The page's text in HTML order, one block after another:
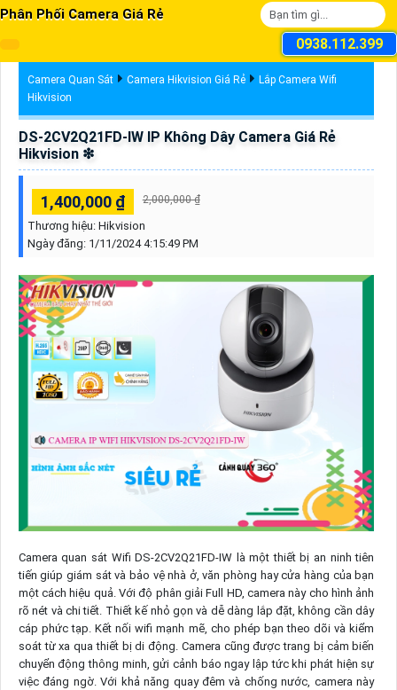
Phân Phối Camera Giá Rẻ
0938.112.399
Camera Quan Sát Camera Hikvision Giá Rẻ
Lắp Camera Wifi
Hikvision
DS-2CV2Q21FD-IW IP Không Dây Camera Giá Rẻ
Hikvision ❇
1,400,000 ₫ 2,000,000 ₫
Thương hiệu: Hikvision
Ngày đăng: 1/11/2024 4:15:49 PM
Camera quan sát Wifi DS-2CV2Q21FD-IW là một thiết bị an ninh tiên
tiến giúp giám sát và bảo vệ nhà ở, văn phòng hay cửa hàng của bạn
một cách hiệu quả. Với độ phân giải Full HD, camera này cho hình ảnh
rõ nét và chi tiết. Thiết kế nhỏ gọn và dễ dàng lắp đặt, không cần dây
cáp phức tạp. Kết nối wifi mạnh mẽ, cho phép bạn theo dõi và kiểm
soát từ xa qua thiết bị di động. Camera cũng được trang bị cảm biến
chuyển động thông minh, gửi cảnh báo ngay lập tức khi phát hiện sự
việc đáng ngờ. Với khả năng quay đêm và chống nước, camera này